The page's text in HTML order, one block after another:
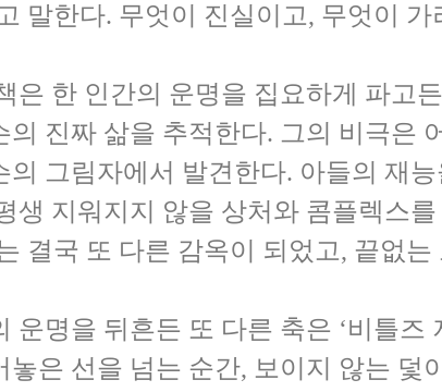
말한다. 무엇이 진실이고, 무엇이 가
은 한 인간의 운명을 집요하게 파고
의 진짜 삶을 추적한다. 그의 비극은
의 그림자에서 발견한다. 아들의 재
생 지워지지 않을 상처와 콤플렉스
결국 또 다른 감옥이 되었고, 끝없
운명을 뒤흔든 또 다른 축은 ‘비틀즈
놓은 선을 넘는 순간, 보이지 않는 덫